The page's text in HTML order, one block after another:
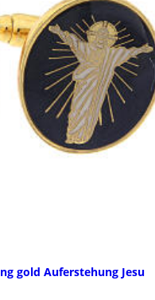
gold Auferstehung Jesu